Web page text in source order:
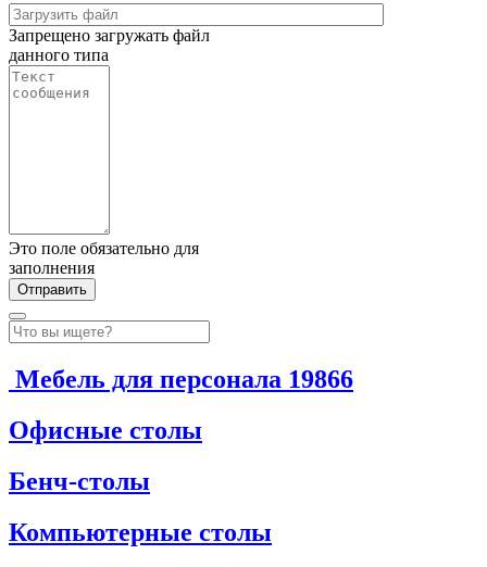
Запрещено загружать файл
данного типа
Это поле обязательно для
заполнения
Мебель для персонала 19866
Офисные столы
Бенч-столы
Компьютерные столы